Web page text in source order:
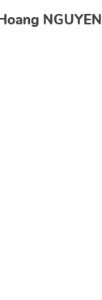
NGUYEN